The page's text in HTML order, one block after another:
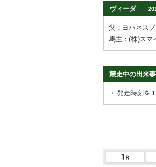
ヴィーダ
父：ヨハネス
馬主：(株)スマ
競走中の出来
・ 発走時刻を